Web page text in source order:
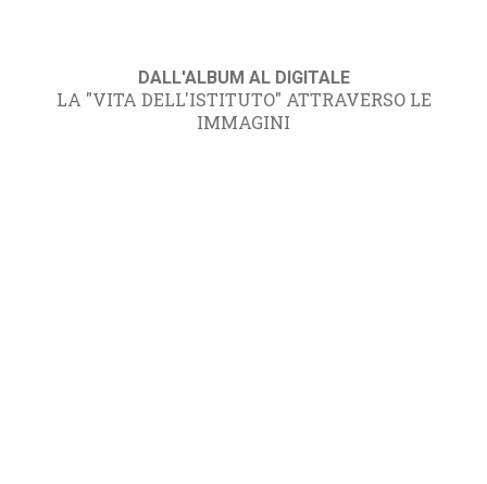
DALL'ALBUM AL DIGITALE
LA "VITA DELL'ISTITUTO" ATTRAVERSO LE
IMMAGINI